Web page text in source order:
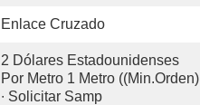
Enlace Cruzado
2 Dólares Estadounidenses
Por Metro 1 Metro ((min.Orden)
∙ Solicitar Samp